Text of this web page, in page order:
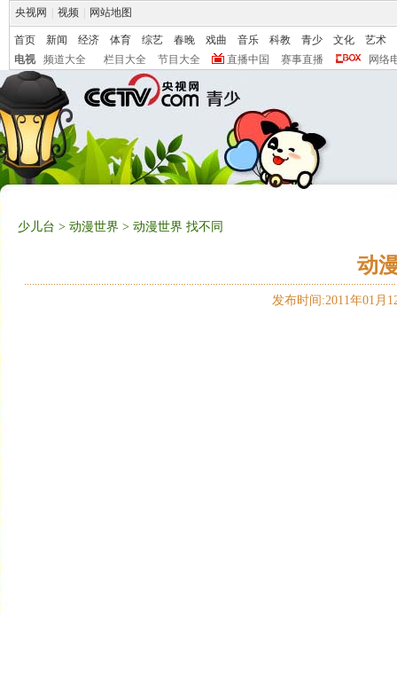
央视网 视频 网站地图
首页 新闻 经济 体育 综艺 春晚 戏曲 音乐 科教 青少 文化
艺术
电视
频道大全 栏目大全 节目大全 直播中国 赛事直播 网络
少儿台 > 动漫世界 > 动漫世界 找不同
动
发布时间:2011年01月